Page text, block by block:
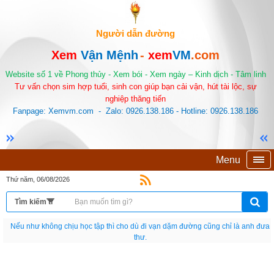
Người dẫn đường
Xem Vận Mệnh- xemVM.com
Website số 1 về Phong thủy - Xem bói - Xem ngày – Kinh dịch - Tâm linh
Tư vấn chọn sim hợp tuổi, sinh con giúp bạn cải vận, hút tài lộc, sự
nghiệp thăng tiến
Fanpage: Xemvm.com - Zalo: 0926.138.186 - Hotline: 0926.138.186
Menu
Thứ năm, 06/08/2026
Bạn sinh ra là một nguyên bản. Đừng chết đi như một bản sao.